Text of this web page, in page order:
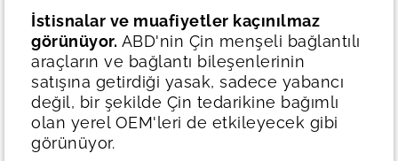
İstisnalar ve muafiyetler kaçınılmaz
görünüyor. ABD'nin Çin menşeli bağlantılı
araçların ve bağlantı bileşenlerinin
satışına getirdiği yasak, sadece yabancı
değil, bir şekilde Çin tedarikine bağımlı
olan yerel OEM'leri de etkileyecek gibi
görünüyor.